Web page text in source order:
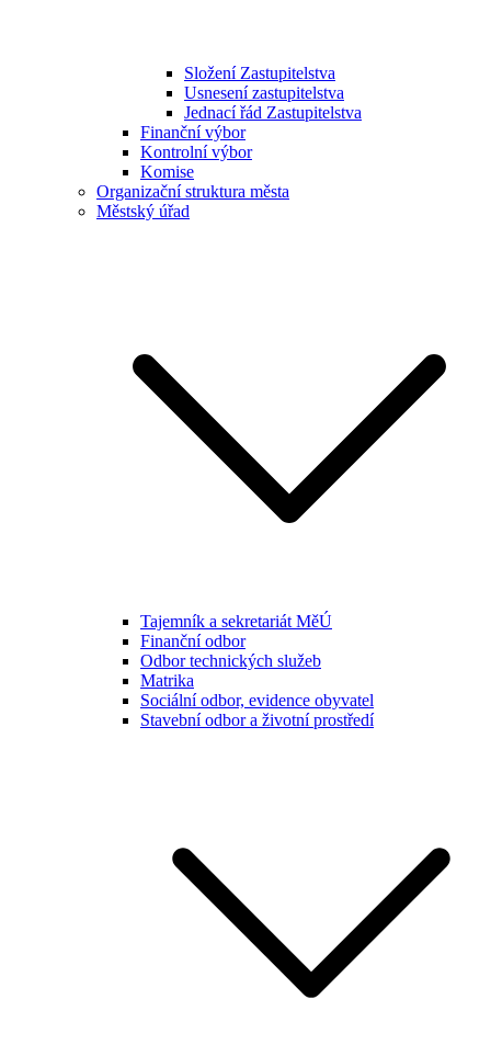
Složení Zastupitelstva
Usnesení zastupitelstva
Jednací řád Zastupitelstva
Finanční výbor
Kontrolní výbor
Komise
Organizační struktura města
Městský úřad
Tajemník a sekretariát MěÚ
Finanční odbor
Odbor technických služeb
Matrika
Sociální odbor, evidence obyvatel
Stavební odbor a životní prostředí